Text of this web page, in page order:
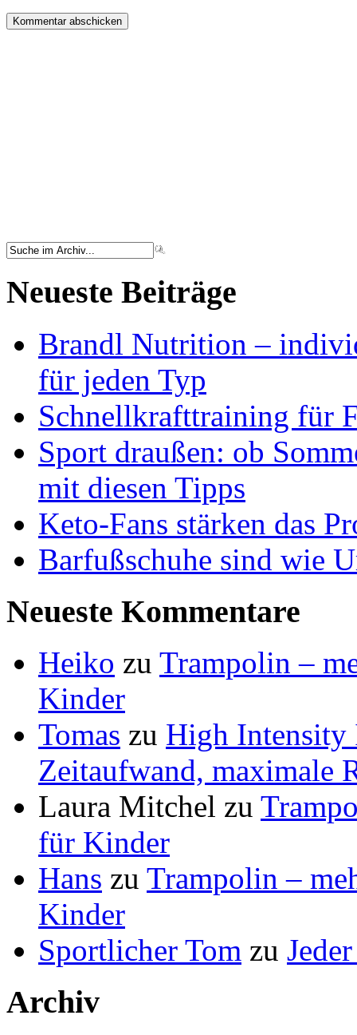
Neueste Beiträge
Brandl Nutrition –
für jeden Typ
Schnellkrafttraining für
Sport draußen: ob
mit diesen Tipps
Keto-Fans stärken das
Barfußschuhe sind wie
Neueste Kommentare
Heiko zu Trampolin –
Kinder
Tomas zu High
Zeitaufwand, maximale
Laura Mitchel zu
für Kinder
Hans zu Trampolin –
Kinder
Sportlicher Tom zu
Archiv